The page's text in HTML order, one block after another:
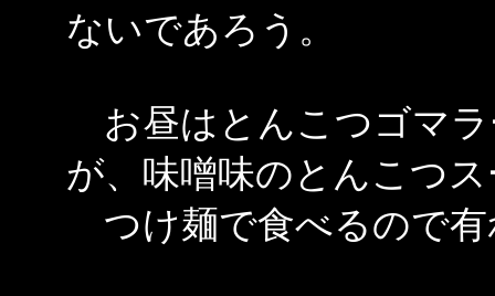
ないであろう。
お昼はとんこつゴマ
が、味噌味のとんこつ
つけ麺で食べるので